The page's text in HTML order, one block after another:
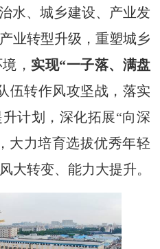
水、城乡建设、产业发
业转型升级，重塑城乡
， 实现“一子落、满盘
伍转作风攻坚战，落实
计划，深化拓展“向深
大力培育选拔优秀年轻
大转变、能力大提升。